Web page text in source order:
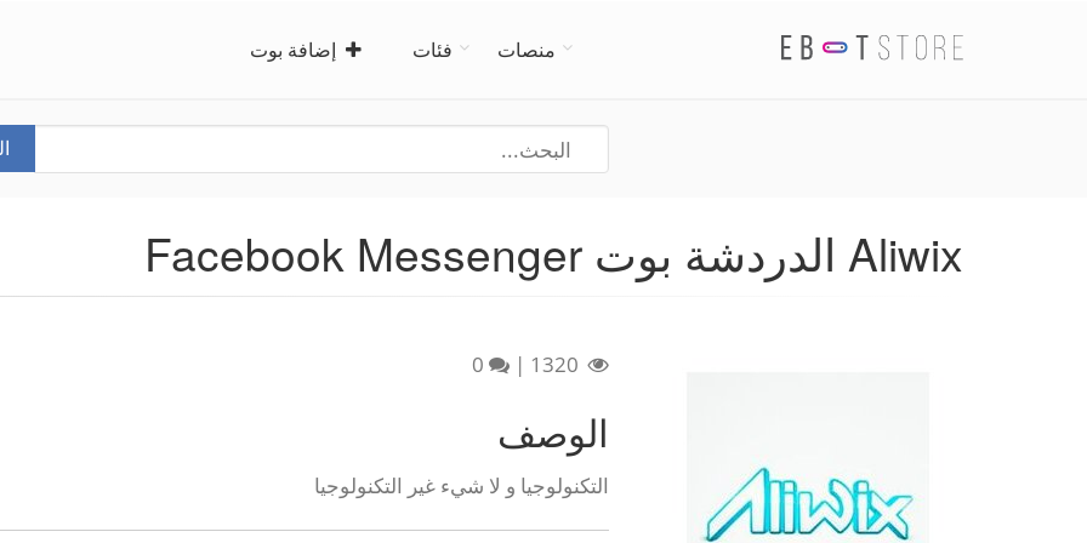
منصات فئات إضافة بوت
Aliwix الدردشة بوت Facebook Messenger
1320
|
0
الوصف
التكنولوجيا و لا شيء غير التكنولوجيا